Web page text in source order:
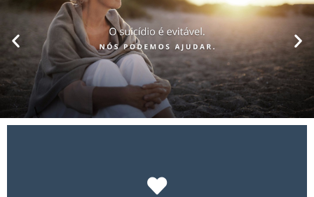
PRIORIDADES
FACTOS E MITOS
PROJECTOS